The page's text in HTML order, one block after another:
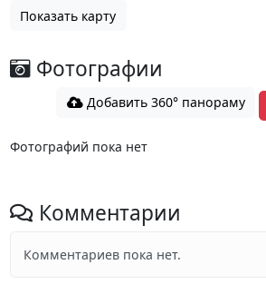
Показать карту
Фотографии
Добавить 360° панораму
Фотографий пока нет
Комментарии
Комментариев пока нет.